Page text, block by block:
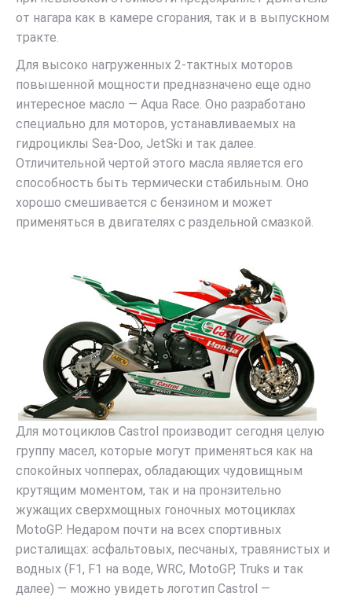
от нагара как в камере сгорания, так и в выпускном
тракте.
Для высоко нагруженных 2-тактных моторов
повышенной мощности предназначено еще одно
интересное масло — Aqua Race. Оно разработано
специально для моторов, устанавливаемых на
гидроциклы Sea-Doo, JetSki и так далее.
Отличительной чертой этого масла является его
способность быть термически стабильным. Оно
хорошо смешивается с бензином и может
применяться в двигателях с раздельной смазкой.
Для мотоциклов Castrol производит сегодня целую
группу масел, которые могут применяться как на
спокойных чопперах, обладающих чудовищным
крутящим моментом, так и на пронзительно
жужащих сверхмощных гоночных мотоциклах
MotoGP. Недаром почти на всех спортивных
ристалищах: асфальтовых, песчаных, травянистых и
водных (F1, F1 на воде, WRC, MotoGP, Truks и так
далее) — можно увидеть логотип Castrol —